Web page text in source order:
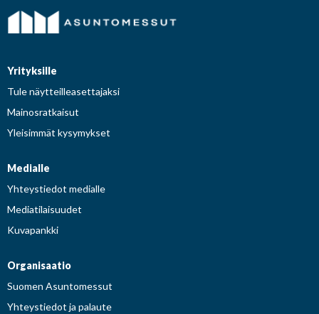
Yrityksille
Tule näytteilleasettajaksi
Mainosratkaisut
Yleisimmät kysymykset
Medialle
Yhteystiedot medialle
Mediatilaisuudet
Kuvapankki
Organisaatio
Suomen Asuntomessut
Yhteystiedot ja palaute